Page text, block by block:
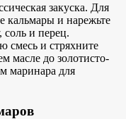
закуска. Для
кальмары и нарежьте
и перец.
смесь и стряхните
масле до золотисто-
маринара для